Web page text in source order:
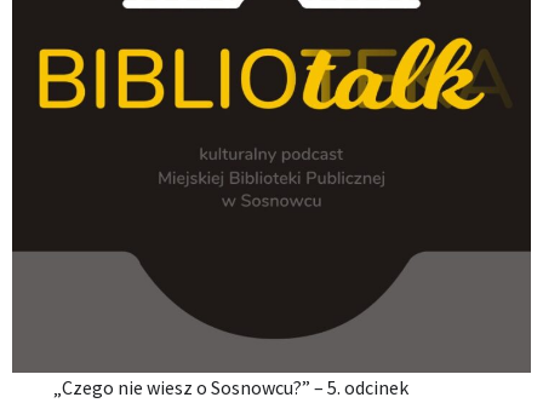
„Czego nie wiesz o Sosnowcu?” – 5. odcinek